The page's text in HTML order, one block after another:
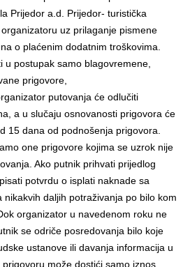
Prijedor a.d. Prijedor- turistička
uz prilaganje pismene
o plaćenim dodatnim troškovima.
u postupak samo blagovremene,
prigovore,
putovanja će odlučiti
a u slučaju osnovanosti prigovora će
15 dana od podnošenja prigovora.
one prigovore kojima se uzrok nije
Ako putnik prihvati prijedlog
potvrdu o isplati naknade sa
nikakvih daljih potraživanja po bilo kom
organizator u navedenom roku ne
se odriče posredovanja bilo koje
ustanove ili davanja informacija u
može dostići samo iznos